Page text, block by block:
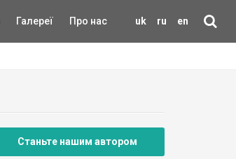
uk ru en
Галереї Про нас
Станьте нашим автором